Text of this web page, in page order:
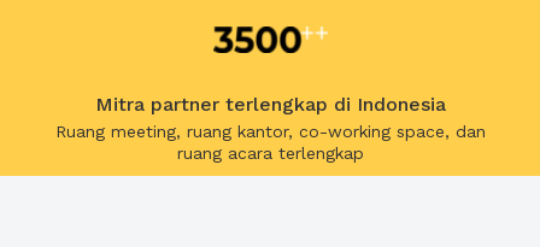
Mitra partner terlengkap di Indonesia
Ruang meeting, ruang kantor, co-working space, dan
ruang acara terlengkap